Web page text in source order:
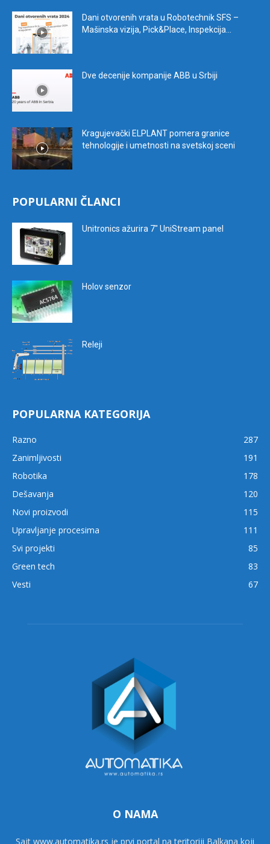
Dani otvorenih vrata u Robotechnik SFS –
Mašinska vizija, Pick&Place, Inspekcija...
Dve decenije kompanije ABB u Srbiji
Kragujevački ELPLANT pomera granice
tehnologije i umetnosti na svetskoj sceni
POPULARNI ČLANCI
Unitronics ažurira 7″ UniStream panel
Holov senzor
Releji
POPULARNA KATEGORIJA
Razno
287
Zanimljivosti
191
Robotika
178
Dešavanja
120
Novi proizvodi
115
Upravljanje procesima
111
Svi projekti
85
Green tech
83
Vesti
67
O NAMA
Sajt www.automatika.rs je prvi portal na teritoriji Balkana koji